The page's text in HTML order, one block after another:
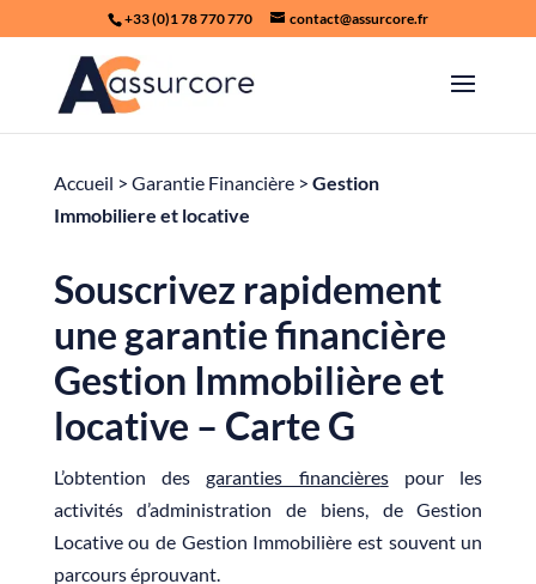
+33 (0)1 78 770 770 contact@assurcore.fr
Accueil > Garantie Financière> Gestion
Immobiliere et locative
Souscrivez rapidement
une garantie financière
Gestion Immobilière et
locative – Carte G
L’obtention desgaranties financièrespour les
activités d’administration de biens, de Gestion
Locative ou de Gestion Immobilière est souvent un
parcours éprouvant.